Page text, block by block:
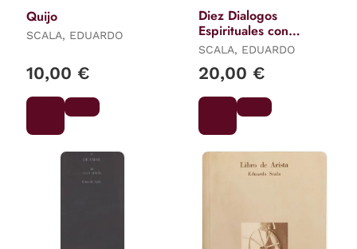
Quijo
SCALA, EDUARDO
10,00 €
Diez Dialogos
Espirituales con
Grandes Maestros
SCALA, EDUARDO
20,00 €